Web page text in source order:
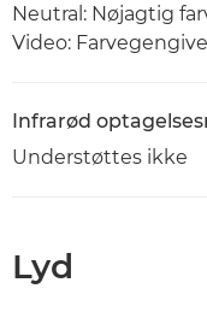
Neutral: Nøjagtig
Video:
Infrarød
Understøttes ikke
Lyd